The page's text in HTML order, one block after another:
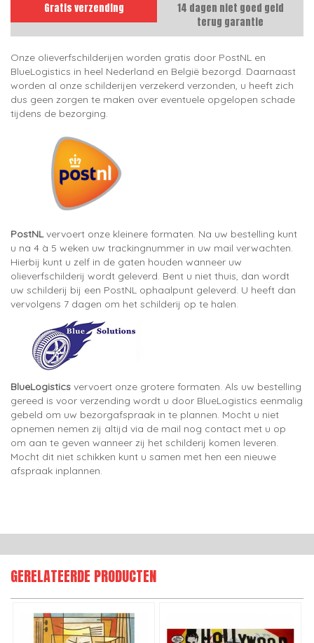
Gratis verzending
14 dagen niet goed geld
terug garantie
Onze olieverfschilderijen worden gratis door PostNL en
BlueLogistics in heel Nederland en België bezorgd. Daarnaast
worden al onze schilderijen verzekerd verzonden, u heeft zich
dus geen zorgen te maken over eventuele opgelopen schade
tijdens de bezorging.
PostNLvervoert onze kleinere formaten. Na uw bestelling kunt
u na 4 à 5 weken uw trackingnummer in uw mail verwachten.
Hierbij kunt u zelf in de gaten houden wanneer uw
olieverfschilderij wordt geleverd. Bent u niet thuis, dan wordt
uw schilderij bij een PostNL ophaalpunt geleverd. U heeft dan
vervolgens 7 dagen om het schilderij op te halen.
BlueLogistics vervoert onze grotere formaten. Als uw bestelling
gereed is voor verzending wordt u door BlueLogistics eenmalig
gebeld om uw bezorgafspraak in te plannen. Mocht u niet
opnemen nemen zij altijd via de mail nog contact met u op
om aan te geven wanneer zij het schilderij komen leveren.
Mocht dit niet schikken kunt u samen met hen een nieuwe
afspraak inplannen.
GERELATEERDE PRODUCTEN